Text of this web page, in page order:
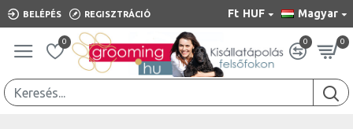
BELÉPÉS REGISZTRÁCIÓ Ft HUF Magyar
0 0 0